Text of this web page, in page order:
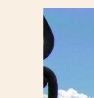
Foto: Pixabay
In Macedonië